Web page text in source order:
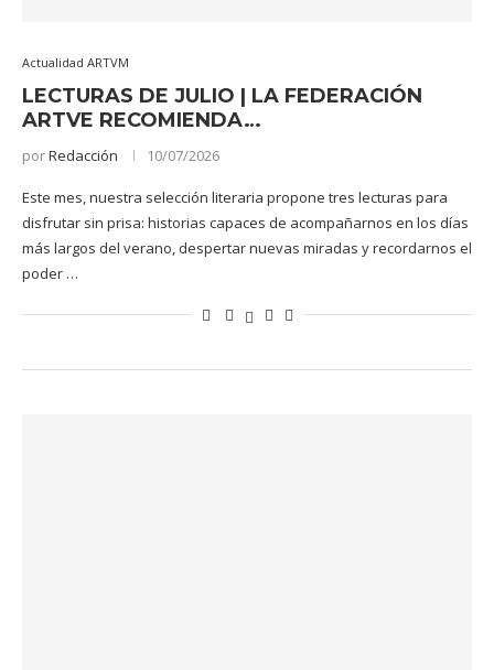
Actualidad ARTVM
LECTURAS DE JULIO | LA FEDERACIÓN
ARTVE RECOMIENDA…
porRedacción 10/07/2026
Este mes, nuestra selección literaria propone tres lecturas para
disfrutar sin prisa: historias capaces de acompañarnos en los días
más largos del verano, despertar nuevas miradas y recordarnos el
poder …